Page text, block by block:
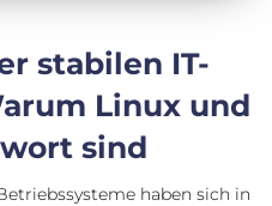
stabilen IT-
Linux und
sind
haben sich in